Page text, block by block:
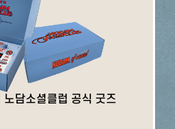
담소셜클럽 공식 굿즈